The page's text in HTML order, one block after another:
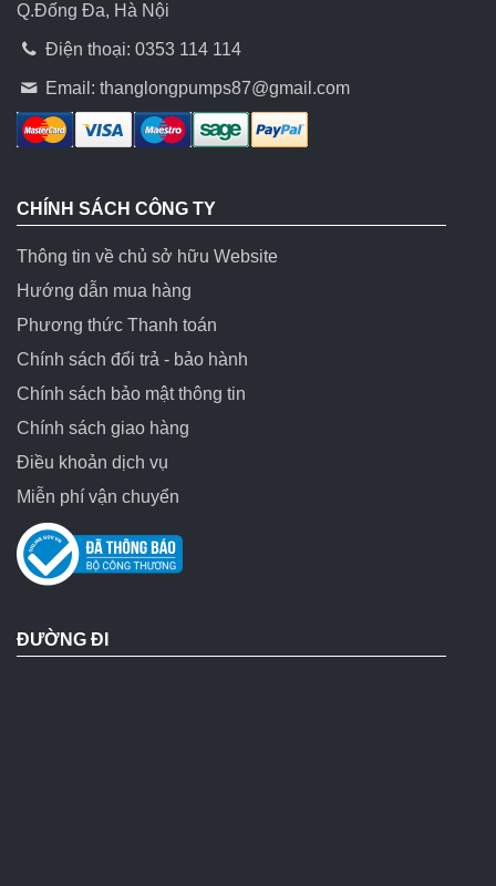
Q.Đống Đa, Hà Nội
Điện thoại: 0353 114 114
Email:thanglongpumps87@gmail.com
CHÍNH SÁCH CÔNG TY
Thông tin về chủ sở hữu Website
Hướng dẫn mua hàng
Phương thức Thanh toán
Chính sách đổi trả - bảo hành
Chính sách bảo mật thông tin
Chính sách giao hàng
Điều khoản dịch vụ
Miễn phí vận chuyển
ĐƯỜNG ĐI